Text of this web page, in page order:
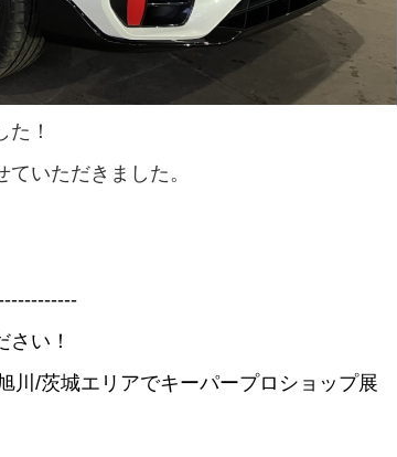
！
いただきました。
い！
川/茨城エリアでキーパープロショップ展